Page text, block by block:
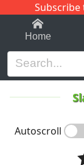
Subscribe
1-9Home
Autoscroll